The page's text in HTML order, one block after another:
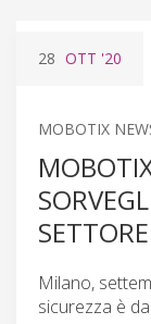
28 OTT '20
MOBOTIX
Milano,
sicurezza è